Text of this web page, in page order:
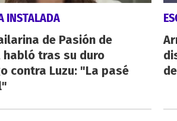
INSTALADA
de Pasión de
habló tras su duro
contra Luzu: "La pasé